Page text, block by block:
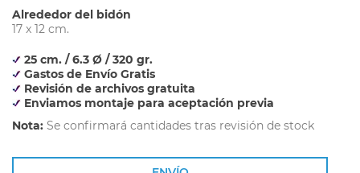
Alrededor del bidón
17 x 12 cm.
25 cm. / 6.3 Ø / 320 gr.
Gastos de Envío Gratis
Revisión de archivos gratuita
Enviamos montaje para aceptación previa
Nota: Se confirmará cantidades tras revisión de stock